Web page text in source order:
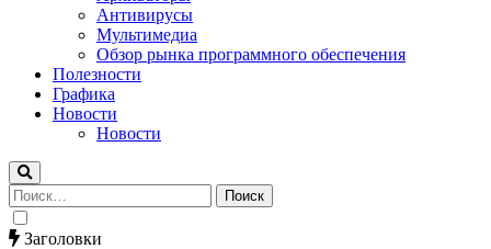
Антивирусы
Мультимедиа
Обзор рынка программного обеспечения
Полезности
Графика
Новости
Новости
Найти:
Заголовки